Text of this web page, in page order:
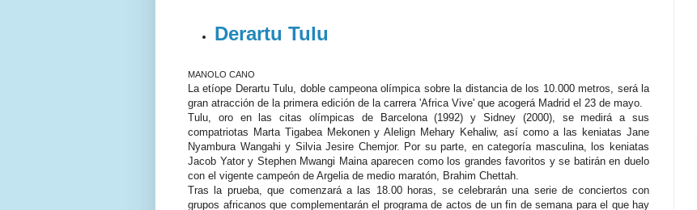
Derartu Tulu
MANOLO CANO
La etíope Derartu Tulu, doble campeona olímpica sobre la distancia de los 10.000 metros, será la
gran atracción de la primera edición de la carrera 'Africa Vive' que acogerá Madrid el 23 de mayo.
Tulu, oro en las citas olímpicas de Barcelona (1992) y Sidney (2000), se medirá a sus
compatriotas Marta Tigabea Mekonen y Alelign Mehary Kehaliw, así como a las keniatas Jane
Nyambura Wangahi y Silvia Jesire Chemjor. Por su parte, en categoría masculina, los keniatas
Jacob Yator y Stephen Mwangi Maina aparecen como los grandes favoritos y se batirán en duelo
con el vigente campeón de Argelia de medio maratón, Brahim Chettah.
Tras la prueba, que comenzará a las 18.00 horas, se celebrarán una serie de conciertos con
grupos africanos que complementarán el programa de actos de un fin de semana para el que hay